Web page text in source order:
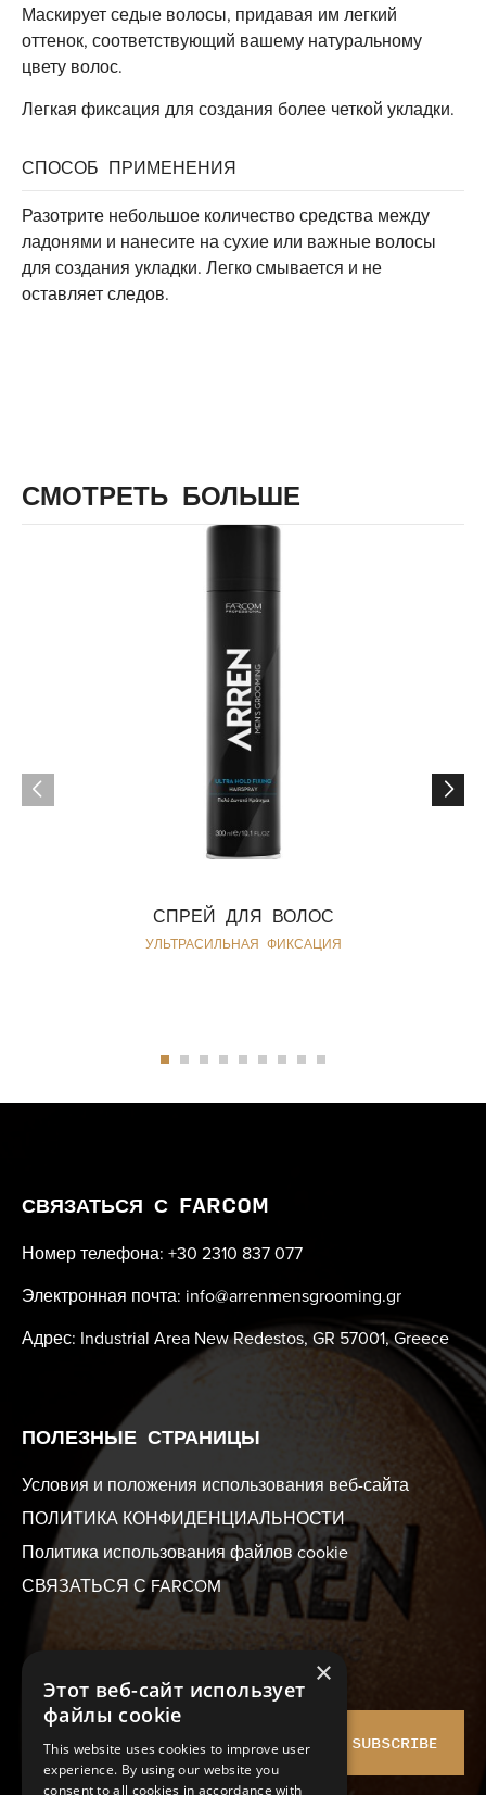
Маскирует седые волосы, придавая им легкий
оттенок, соответствующий вашему натуральному
цвету волос.
Легкая фиксация для создания более четкой укладки.
СПОСОБ ПРИМЕНЕНИЯ
Разотрите небольшое количество средства между
ладонями и нанесите на сухие или важные волосы
для создания укладки. Легко смывается и не
оставляет следов.
СМОТРЕТЬ БОЛЬШЕ
СПРЕЙ ДЛЯ ВОЛОС
УЛЬТРАСИЛЬНАЯ ФИКСАЦИЯ
СВЯЗАТЬСЯ С FARCOM
Номер телефона: +30 2310 837 077
Электронная почта: info@arrenmensgrooming.gr
Адрес: Industrial Area New Redestos, GR 57001, Greece
ПОЛЕЗНЫЕ СТРАНИЦЫ
Условия и положения использования веб-сайта
ПОЛИТИКА КОНФИДЕНЦИАЛЬНОСТИ
Политика использования файлов cookie
СВЯЗАТЬСЯ С FARCOM
РАССЫЛКА
SUBSCRIBE
×
Этот веб-сайт использует
файлы cookie
This website uses cookies to improve user
experience. By using our website you
consent to all cookies in accordance with